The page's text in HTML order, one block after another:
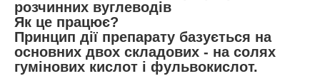
розчинних вуглеводів
Як це працює?
Принцип дії препарату базується на
основних двох складових - на солях
гумінових кислот і фульвокислот.